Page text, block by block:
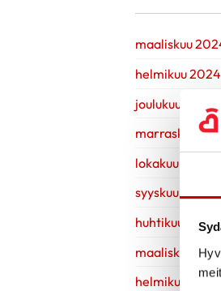
maaliskuu
helmikuu 2024
joulukuu 2023
marraskuu
lokakuu 2023
syyskuu 2023
huhtikuu 2023
maaliskuu
helmikuu 2023